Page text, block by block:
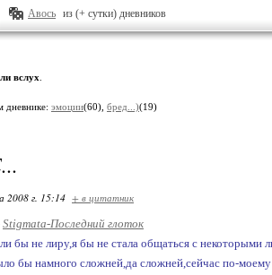
Авось из (+ сутки) дневников
вслух
дневнике: эмоции(60), бред...)(19)
2008 г. 15:14 + в цитатник
Stigmata-Последний глоток
бы не лиру,я бы не стала общаться с некоторыми
бы намного сложней,да сложней,сейчас по-моему